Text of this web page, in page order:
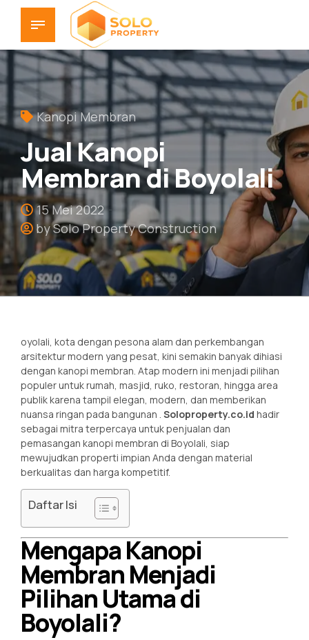
Kanopi Membran
Jual Kanopi
Membran di Boyolali
15 Mei 2022
by Solo Property Construction
oyolali, kota dengan pesona alam dan perkembangan
arsitektur modern yang pesat, kini semakin banyak dihiasi
dengan kanopi membran. Atap modern ini menjadi pilihan
populer untuk rumah, masjid, ruko, restoran, hingga area
publik karena tampil elegan, modern, dan memberikan
nuansa ringan pada bangunan Soloproperty.co.id hadir
sebagai mitra terpercaya untuk penjualan dan
pemasangan kanopi membran di Boyolali, siap
mewujudkan properti impian Anda dengan material
berkualitas dan harga kompetitif.
Daftar Isi
Mengapa Kanopi
Membran Menjadi
Pilihan Utama di
Boyolali?